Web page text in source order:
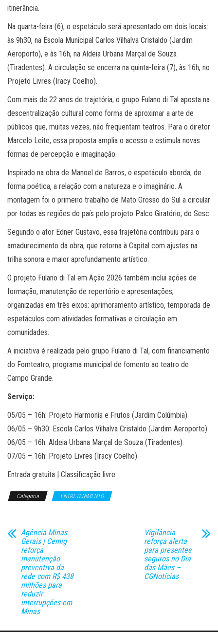
itinerância.
Na quarta-feira (6), o espetáculo será apresentado em dois locais:
às 9h30, na Escola Municipal Carlos Vilhalva Cristaldo (Jardim
Aeroporto), e às 16h, na Aldeia Urbana Marçal de Souza
(Tiradentes). A circulação se encerra na quinta-feira (7), às 16h, no
Projeto Livres (Iracy Coelho).
Com mais de 22 anos de trajetória, o grupo Fulano di Tal aposta na
descentralização cultural como forma de aproximar a arte de
públicos que, muitas vezes, não frequentam teatros. Para o diretor
Marcelo Leite, essa proposta amplia o acesso e estimula novas
formas de percepção e imaginação.
Inspirado na obra de Manoel de Barros, o espetáculo aborda, de
forma poética, a relação com a natureza e o imaginário. A
montagem foi o primeiro trabalho de Mato Grosso do Sul a circular
por todas as regiões do país pelo projeto Palco Giratório, do Sesc.
Segundo o ator Edner Gustavo, essa trajetória contribuiu para o
amadurecimento da obra, que retorna à Capital com ajustes na
trilha sonora e maior aprofundamento artístico.
O projeto Fulano di Tal em Ação 2026 também inclui ações de
formação, manutenção de repertório e apresentações,
organizadas em três eixos: aprimoramento artístico, temporada de
espetáculos com atividades formativas e circulação em
comunidades.
A iniciativa é realizada pelo grupo Fulano di Tal, com financiamento
do Fomteatro, programa municipal de fomento ao teatro de
Campo Grande.
Serviço:
05/05 – 16h: Projeto Harmonia e Frutos (Jardim Colúmbia)
06/05 – 9h30: Escola Carlos Vilhalva Cristaldo (Jardim Aeroporto)
06/05 – 16h: Aldeia Urbana Marçal de Souza (Tiradentes)
07/05 – 16h: Projeto Livres (Iracy Coelho)
Entrada gratuita | Classificação livre
Categoria ENTRETENIMENTO
Agência Minas
Gerais | Cemig
reforça
manutenção
preventiva da
rede com R$ 438
milhões para
reduzir
interrupções em
Minas
Vigilância
reforça alerta
para presentes
seguros no Dia
das Mães –
CGNotícias